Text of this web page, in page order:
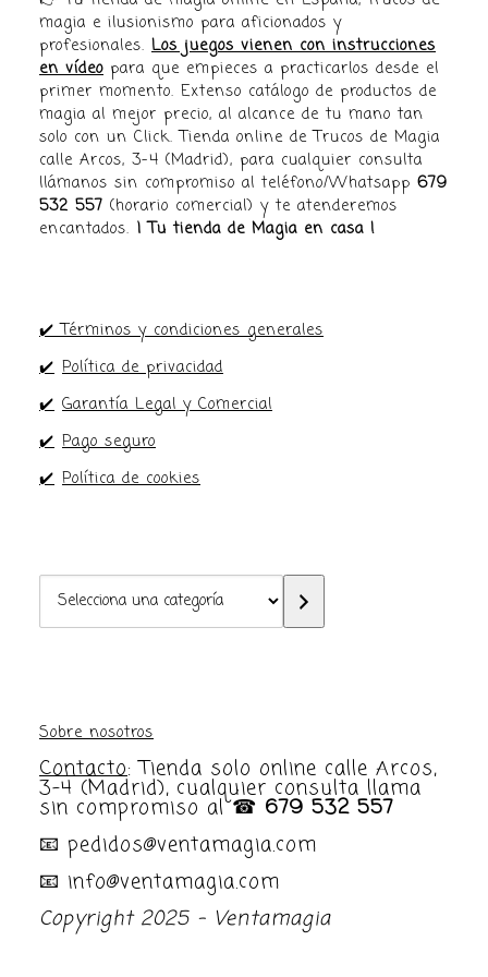
magia e ilusionismo para aficionados y
profesionales. Los juegos vienen con instrucciones
en vídeo para que empieces a practicarlos desde el
primer momento. Extenso catálogo de productos de
magia al mejor precio, al alcance de tu mano tan
solo con un Click. Tienda online de Trucos de Magia
calle Arcos, 3-4 (Madrid), para cualquier consulta
llámanos sin compromiso al teléfono/Whatsapp 679
532 557 (horario comercial) y te atenderemos
encantados. ¡ Tu tienda de Magia en casa !
✔️ Términos y condiciones generales
✔️ Política de privacidad
✔️ Garantía Legal y Comercial
✔️ Pago seguro
✔️ Política de cookies
Selecciona
una
Sobre nosotros
Contacto: Tienda solo online calle Arcos,
3-4 (Madrid), cualquier consulta llama
sin compromiso al ☎ 679 532 557
📧 pedidos@ventamagia.com
📧 info@ventamagia.com
Copyright 2025 - Ventamagia